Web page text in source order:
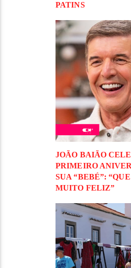
PATINS
JOÃO BAIÃO
PRIMEIRO
SUA “BEBÉ”:
MUITO FELIZ”